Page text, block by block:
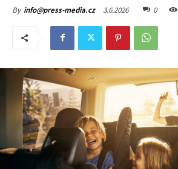
By info@press-media.cz 3.6.2026 0